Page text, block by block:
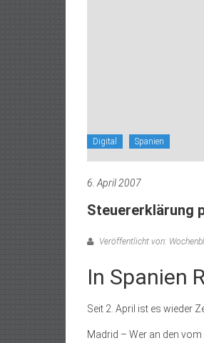
Digital Spanien
6. April 2007
Steuererklärung
Veröffentlicht von:
In Spanien
Seit 2. April ist es wieder
Madrid – Wer an den